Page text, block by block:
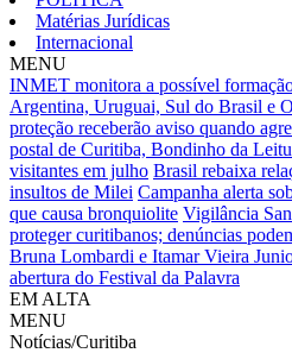
Matérias Jurídicas
Internacional
MENU
INMET monitora a possível
Argentina, Uruguai, Sul do Brasil e
proteção receberão aviso quando
postal de Curitiba, Bondinho da
visitantes em julho Brasil rebaixa
insultos de Milei Campanha alerta
que causa bronquiolite Vigilância
proteger curitibanos; denúncias
Bruna Lombardi e Itamar Vieira
abertura do Festival da Palavra
EM ALTA
MENU
Notícias/Curitiba